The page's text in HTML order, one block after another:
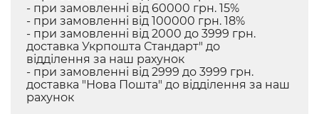
- при замовленні від 60000 грн. 15%
- при замовленні від 100000 грн. 18%
- при замовленні від 2000 до 3999 грн.
доставка Укрпошта Стандарт" до
відділення за наш рахунок
- при замовленні від 2999 до 3999 грн.
доставка "Нова Пошта" до відділення за наш
рахунок